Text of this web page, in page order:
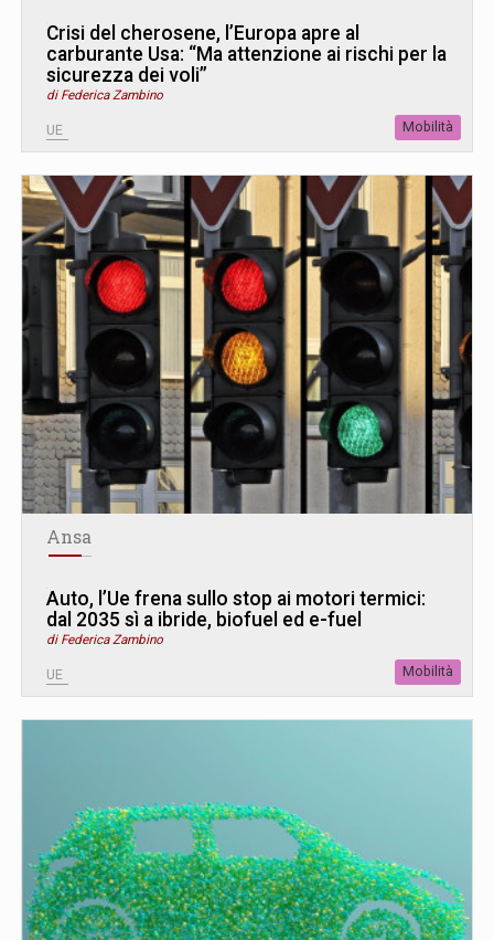
Crisi del cherosene, l’Europa apre al
carburante Usa: “Ma attenzione ai rischi per la
sicurezza dei voli”
di Federica Zambino
UE Mobilità
Ansa
Auto, l’Ue frena sullo stop ai motori termici:
dal 2035 sì a ibride, biofuel ed e-fuel
di Federica Zambino
UE Mobilità